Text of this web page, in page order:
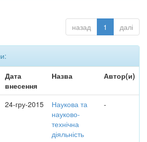
назад 1 далі
Дата
внесення
Назва Автор(и)
24-гру-2015
Наукова та
науково-
технічна
діяльність
-